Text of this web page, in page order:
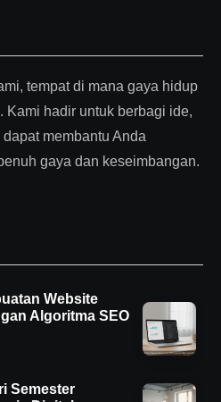
tempat di mana gaya hidup
Kami hadir untuk berbagi ide,
membantu Anda
gaya dan keseimbangan.
Website
Algoritma SEO
Semester